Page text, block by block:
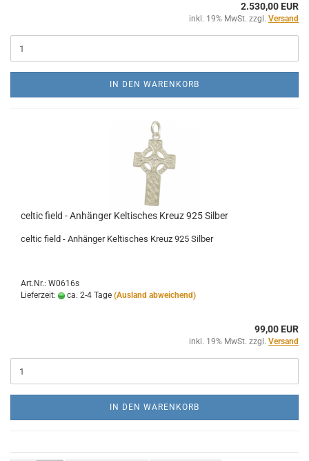
2.530,00 EUR
inkl. 19% MwSt. zzgl. Versand
IN DEN WARENKORB
celtic field - Anhänger Keltisches Kreuz 925 Silber
celtic field - Anhänger Keltisches Kreuz 925 Silber
Art.Nr.: W0616s
Lieferzeit:
ca. 2-4 Tage (Ausland abweichend)
99,00 EUR
inkl. 19% MwSt. zzgl. Versand
IN DEN WARENKORB